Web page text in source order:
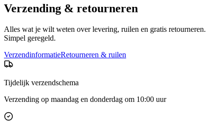
Verzending & retourneren
Alles wat je wilt weten over levering, ruilen en gratis retourneren.
Simpel geregeld.
VerzendinformatieRetourneren & ruilen
Tijdelijk verzendschema
Verzending op maandag en donderdag om 10:00 uur